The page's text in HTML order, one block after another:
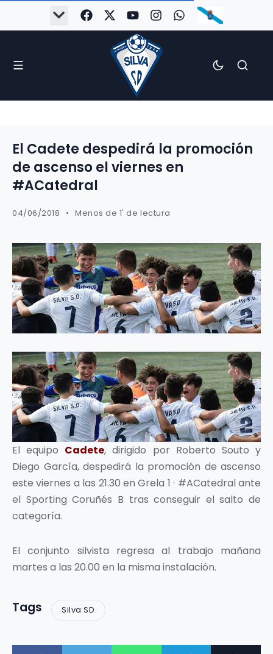
El Cadete despedirá la promoción
de ascenso el viernes en
#ACatedral
04/06/2018 Menos de 1' de lectura
El equipo Cadete, dirigido por Roberto Souto y
Diego García, despedirá la promoción de ascenso
este viernes a las 21.30 en Grela 1 · #ACatedral ante
el Sporting Coruñés B tras conseguir el salto de
categoría.
El conjunto silvista regresa al trabajo mañana
martes a las 20.00 en la misma instalación.
Tags Silva SD